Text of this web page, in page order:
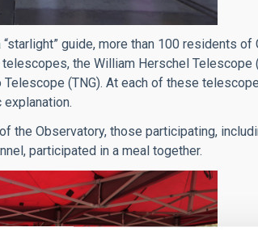
guide, more than 100 residents
telescopes, the William Herschel
(TNG). At each of these
the Observatory, those participating,
participated in a meal together.